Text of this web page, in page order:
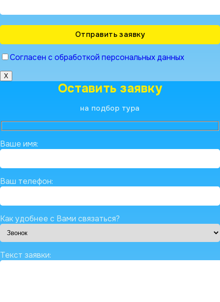
Согласен с обработкой персональных данных
X
Оставить заявку
на подбор тура
Ваше имя:
Ваш телефон:
Как удобнее с Вами связаться?
Текст заявки: